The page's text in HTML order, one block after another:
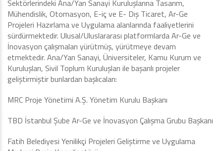
Sektörlerindeki Ana/Yan Sanayi Kuruluşlarına Tasarım,
Mühendislik, Otomasyon, E-iç ve E- Dış Ticaret, Ar-Ge
Projeleri Hazırlama ve Uygulama alanlarında faaliyetlerini
sürdürmektedir. Ulusal/Uluslararası platformlarda Ar-Ge ve
İnovasyon çalışmaları yürütmüş, yürütmeye devam
etmektedir. Ana/Yan Sanayi, Üniversiteler, Kamu Kurum ve
Kuruluşları, Sivil Toplum Kuruluşları ile başarılı projeler
geliştirmiştir bunlardan başlıcaları:
MRC Proje Yönetimi A.Ş. Yönetim Kurulu Başkanı
TBD İstanbul Şube Ar-Ge ve İnovasyon Çalışma Grubu Başkanı
Fatih Belediyesi Yenilikçi Projeleri Geliştirme ve Uygulama